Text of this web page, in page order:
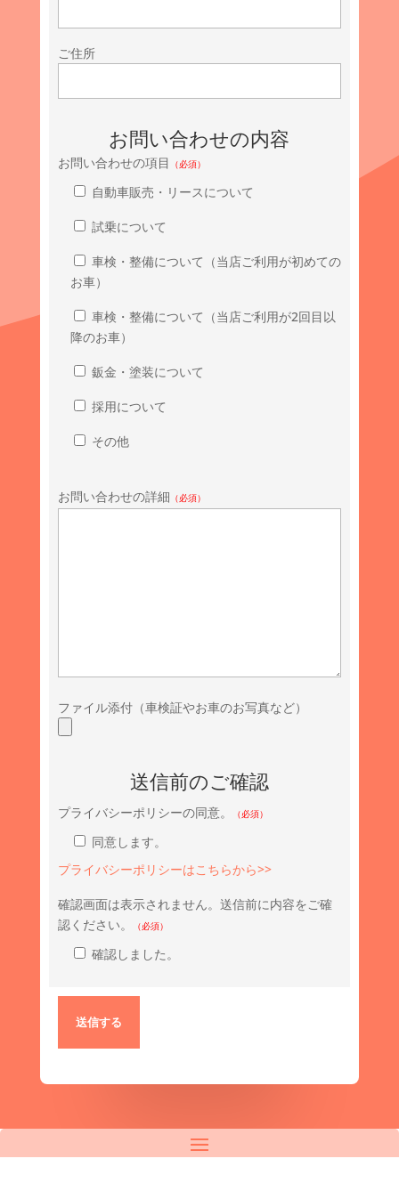
ご住所
お問い合わせの内容
お問い合わせの項目 （必須）
自動車販売・リースについて
試乗について
車検・整備について（当店ご利用が初めての
お車）
車検・整備について（当店ご利用が2回目以
降のお車）
鈑金・塗装について
採用について
その他
お問い合わせの詳細 （必須）
ファイル添付（車検証やお車のお写真など）
送信前のご確認
プライバシーポリシーの同意。 （必須）
同意します。
プライバシーポリシーはこちらから>>
確認画面は表示されません。送信前に内容をご確
認ください。
（必須）
確認しました。